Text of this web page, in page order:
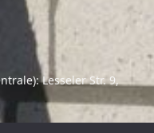
Lesseler Str. 9,